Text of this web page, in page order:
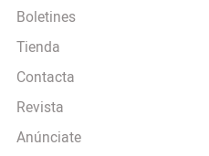
Boletines
Tienda
Contacta
Revista
Anúnciate